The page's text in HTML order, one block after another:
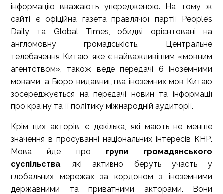
інформацію вважають упередженою. На тому ж
сайті є офіційна газета правлячої партії People’s
Daily та Global Times, обидві орієнтовані на
англомовну громадськість. Центральне
телебачення Китаю, яке є найважливішим «мовним
агентством», також веде передачі 6 іноземними
мовами, а Бюро видавництва іноземних мов Китаю
зосереджується на передачі новин та інформації
про країну та її політику міжнародній аудиторії.
Крім цих акторів, є декілька, які мають не менше
значення в просуванні національних інтересів КНР.
Мова йде про групи громадянського
суспільства, які активно беруть участь у
глобальних мережах за кордоном з іноземними
державними та приватними акторами. Вони